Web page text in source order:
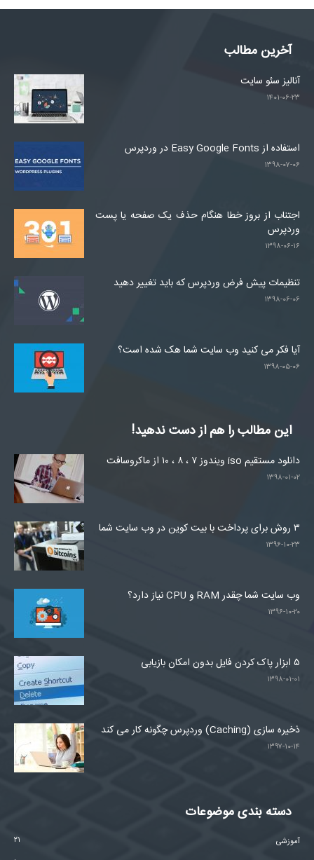
آخرین مطالب
آنالیز سئو سایت
۱۴۰۱-۰۶-۲۳
استفاده از Easy Google Fonts در وردپرس
۱۳۹۸-۰۷-۰۶
اجتناب از بروز خطا هنگام حذف یک صفحه یا پست
وردپرس
۱۳۹۸-۰۶-۱۶
تنظیمات پیش فرض وردپرس که باید تغییر دهید
۱۳۹۸-۰۶-۰۶
آیا فکر می کنید وب سایت شما هک شده است؟
۱۳۹۸-۰۵-۰۶
این مطالب را هم از دست ندهید!
دانلود مستقیم iso ویندوز ۷ ، ۸ ، ۱۰ از ماکروسافت
۱۳۹۸-۰۱-۰۲
۳ روش برای پرداخت با بیت کوین در وب سایت شما
۱۳۹۶-۱۰-۲۳
وب سایت شما چقدر RAM و CPU نیاز دارد؟
۱۳۹۶-۱۰-۲۰
۵ ابزار پاک کردن فایل بدون امکان بازیابی
۱۳۹۸-۰۱-۰۱
ذخیره سازی (Caching) وردپرس چگونه کار می کند
۱۳۹۷-۱۰-۱۴
دسته بندی موضوعات
آموزشی
۲۱